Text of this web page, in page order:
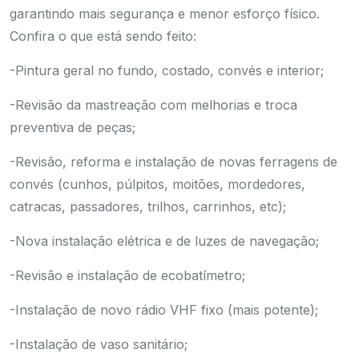
garantindo mais segurança e menor esforço físico.
Confira o que está sendo feito:
-Pintura geral no fundo, costado, convés e interior;
-Revisão da mastreação com melhorias e troca
preventiva de peças;
-Revisão, reforma e instalação de novas ferragens de
convés (cunhos, púlpitos, moitões, mordedores,
catracas, passadores, trilhos, carrinhos, etc);
-Nova instalação elétrica e de luzes de navegação;
-Revisão e instalação de ecobatímetro;
-Instalação de novo rádio VHF fixo (mais potente);
-Instalação de vaso sanitário;